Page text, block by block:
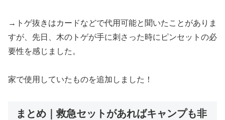
→トゲ抜きはカードなどで代用可能と聞いたことがありま
すが、先日、木のトゲが手に刺さった時にピンセットの必
要性を感じました。
家で使用していたものを追加しました！
まとめ｜救急セットがあればキャンプも非